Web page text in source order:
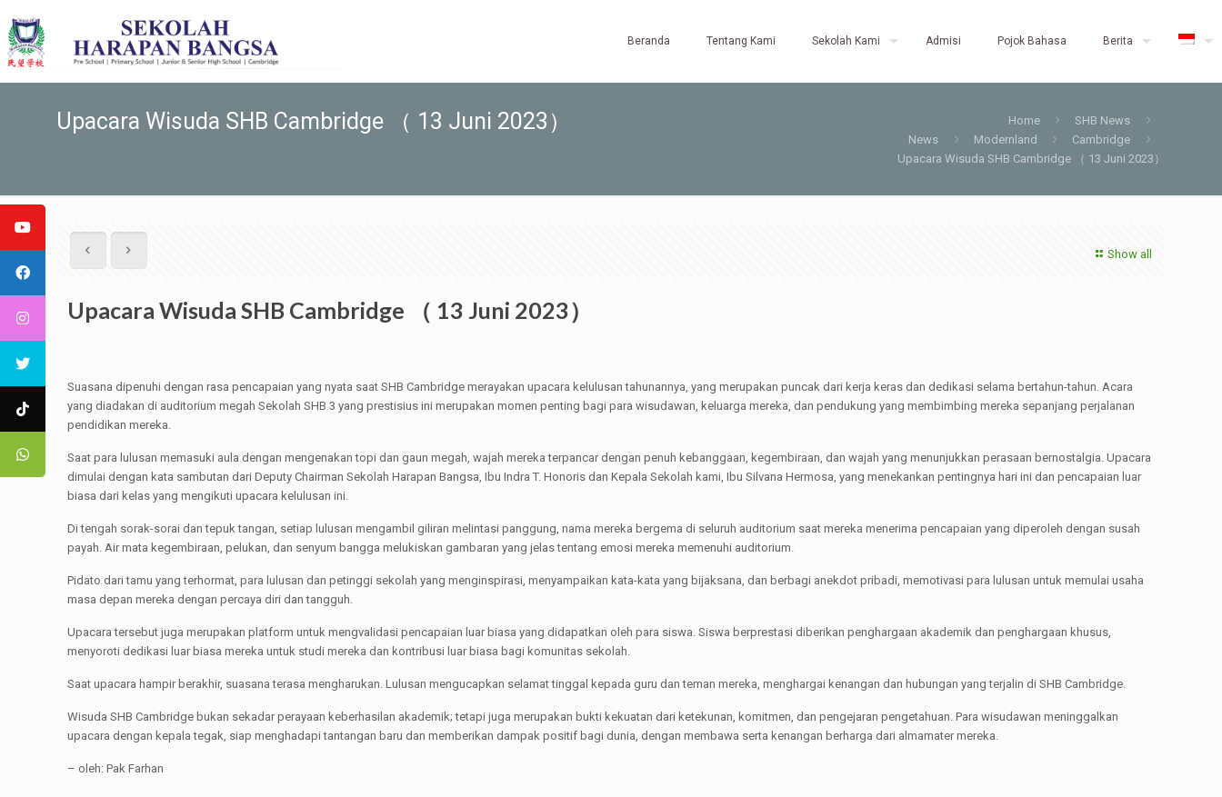
Beranda Tentang Kami Sekolah Kami Admisi Pojok Bahasa Berita
Upacara Wisuda SHB Cambridge （ 13 Juni 2023） Home
SHB News
News
Modernland
Cambridge
Upacara Wisuda SHB Cambridge （ 13 Juni 2023）
Show all
Upacara Wisuda SHB Cambridge （ 13 Juni 2023）
Suasana dipenuhi dengan rasa pencapaian yang nyata saat SHB Cambridge merayakan upacara kelulusan tahunannya, yang merupakan puncak dari kerja keras dan dedikasi selama bertahun-tahun. Acara
yang diadakan di auditorium megah Sekolah SHB 3 yang prestisius ini merupakan momen penting bagi para wisudawan, keluarga mereka, dan pendukung yang membimbing mereka sepanjang perjalanan
pendidikan mereka.
Saat para lulusan memasuki aula dengan mengenakan topi dan gaun megah, wajah mereka terpancar dengan penuh kebanggaan, kegembiraan, dan wajah yang menunjukkan perasaan bernostalgia. Upacara
dimulai dengan kata sambutan dari Deputy Chairman Sekolah Harapan Bangsa, Ibu Indra T. Honoris dan Kepala Sekolah kami, Ibu Silvana Hermosa, yang menekankan pentingnya hari ini dan pencapaian luar
biasa dari kelas yang mengikuti upacara kelulusan ini.
Di tengah sorak-sorai dan tepuk tangan, setiap lulusan mengambil giliran melintasi panggung, nama mereka bergema di seluruh auditorium saat mereka menerima pencapaian yang diperoleh dengan susah
payah. Air mata kegembiraan, pelukan, dan senyum bangga melukiskan gambaran yang jelas tentang emosi mereka memenuhi auditorium.
Pidato dari tamu yang terhormat, para lulusan dan petinggi sekolah yang menginspirasi, menyampaikan kata-kata yang bijaksana, dan berbagi anekdot pribadi, memotivasi para lulusan untuk memulai usaha
masa depan mereka dengan percaya diri dan tangguh.
Upacara tersebut juga merupakan platform untuk mengvalidasi pencapaian luar biasa yang didapatkan oleh para siswa. Siswa berprestasi diberikan penghargaan akademik dan penghargaan khusus,
menyoroti dedikasi luar biasa mereka untuk studi mereka dan kontribusi luar biasa bagi komunitas sekolah.
Saat upacara hampir berakhir, suasana terasa mengharukan. Lulusan mengucapkan selamat tinggal kepada guru dan teman mereka, menghargai kenangan dan hubungan yang terjalin di SHB Cambridge.
Wisuda SHB Cambridge bukan sekadar perayaan keberhasilan akademik; tetapi juga merupakan bukti kekuatan dari ketekunan, komitmen, dan pengejaran pengetahuan. Para wisudawan meninggalkan
upacara dengan kepala tegak, siap menghadapi tantangan baru dan memberikan dampak positif bagi dunia, dengan membawa serta kenangan berharga dari almamater mereka.
– oleh: Pak Farhan